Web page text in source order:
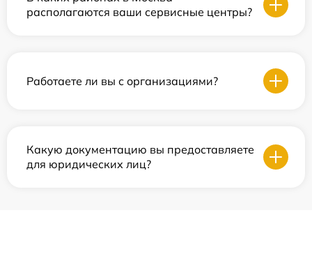
располагаются ваши сервисные центры?
Работаете ли вы с организациями?
Какую документацию вы предоставляете
для юридических лиц?